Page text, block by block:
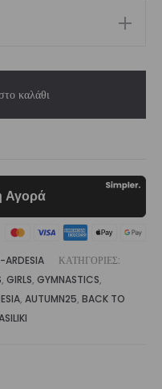
καλάθι
ΚΑΤΗΓΟΡΊΕΣ:
, GIRLS, GYMNASTICS,
, AUTUMN25, BACK TO